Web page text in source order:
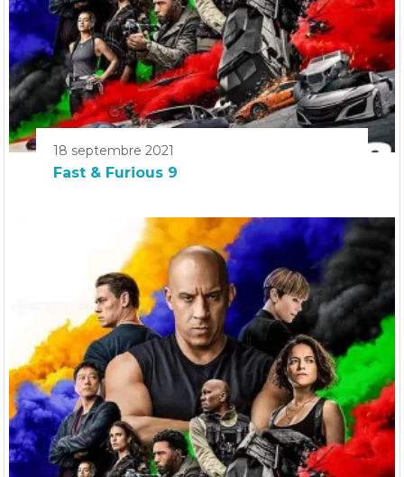
18 septembre 2021
Fast & Furious 9